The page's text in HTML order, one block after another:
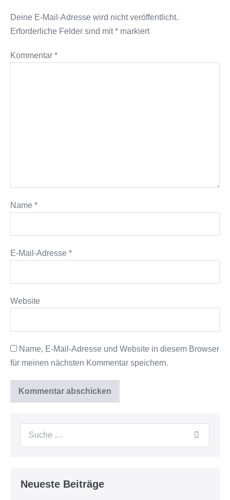
Deine E-Mail-Adresse wird nicht veröffentlicht.
Erforderliche Felder sind mit* markiert
Kommentar *
Name *
E-Mail-Adresse *
Website
Name, E-Mail-Adresse und Website in diesem Browser
für meinen nächsten Kommentar speichern.
Neueste Beiträge